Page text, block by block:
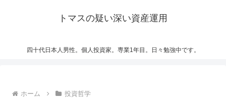
トマスの疑い深い資産運用
四十代日本人男性。個人投資家。専業1年目。日々勉強中です。
ホーム 投資哲学